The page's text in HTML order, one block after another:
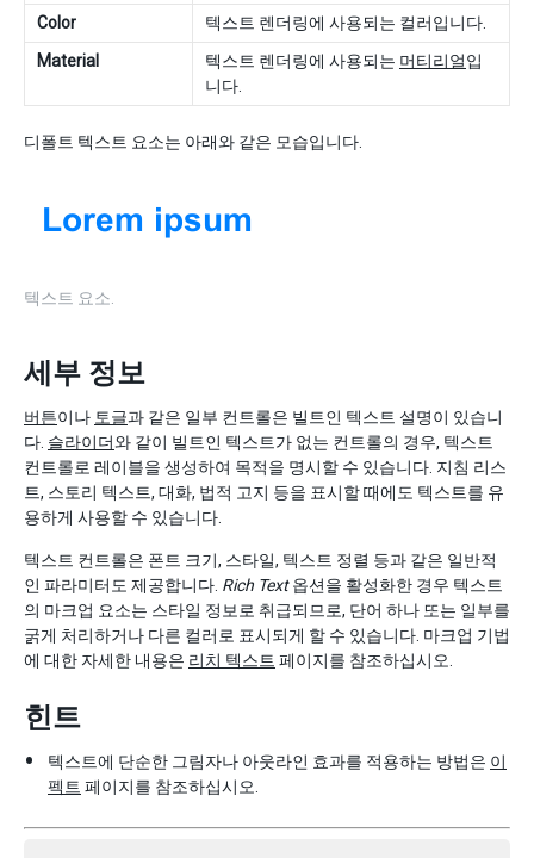
Color
텍스트 렌더링에 사용되는 컬러입니다.
Material
텍스트 렌더링에 사용되는 머티리얼입
니다.
디폴트 텍스트 요소는 아래와 같은 모습입니다.
텍스트 요소.
세부 정보
버튼이나 토글과 같은 일부 컨트롤은 빌트인 텍스트 설명이 있습니
다. 슬라이더와 같이 빌트인 텍스트가 없는 컨트롤의 경우, 텍스트
컨트롤로 레이블을 생성하여 목적을 명시할 수 있습니다. 지침 리스
트, 스토리 텍스트, 대화, 법적 고지 등을 표시할 때에도 텍스트를 유
용하게 사용할 수 있습니다.
텍스트 컨트롤은 폰트 크기, 스타일, 텍스트 정렬 등과 같은 일반적
인 파라미터도 제공합니다. Rich Text옵션을 활성화한 경우 텍스트
의 마크업 요소는 스타일 정보로 취급되므로, 단어 하나 또는 일부를
굵게 처리하거나 다른 컬러로 표시되게 할 수 있습니다. 마크업 기법
에 대한 자세한 내용은 리치 텍스트 페이지를 참조하십시오.
힌트
텍스트에 단순한 그림자나 아웃라인 효과를 적용하는 방법은 이
펙트 페이지를 참조하십시오.